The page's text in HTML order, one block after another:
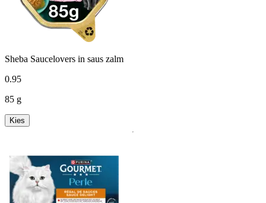
Sheba Saucelovers in saus zalm
0.95
85 g
Kies